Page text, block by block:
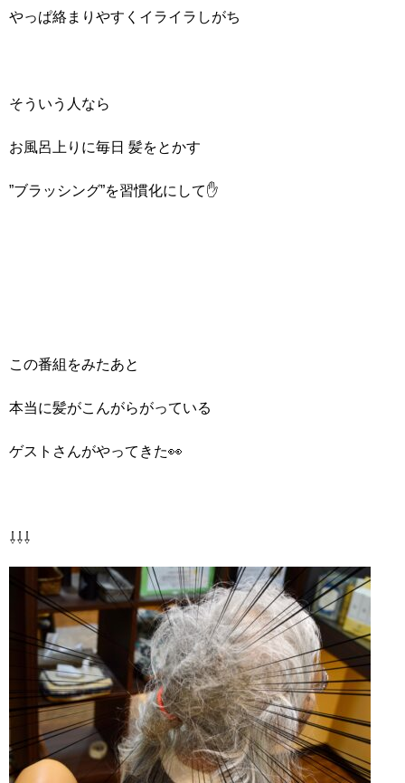
やっぱ絡まりやすくイライラしがち
そういう人なら
お風呂上りに毎日 髪をとかす
”ブラッシング”を習慣化にして✋
この番組をみたあと
本当に髪がこんがらがっている
ゲストさんがやってきた👀
⇩⇩⇩